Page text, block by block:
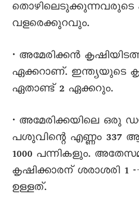
തൊഴിലെടുക്കുന്നവരുടെ
വളരെക്കുറവും.
• അമേരിക്കൻ
ഏക്കറാണ്. ഇന്ത്യയുടെ
ഏതാണ്ട് 2 ഏക്കറും.
• അമേരിക്കയിലെ ഒരു
പശുവിന്റെ എണ്ണം
1000 പന്നികളും.
കൃഷിക്കാരന് ശരാശരി 1
ഉള്ളത്.